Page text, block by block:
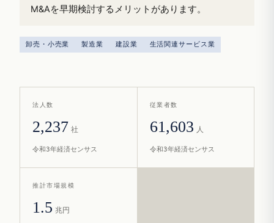
M&Aを早期検討するメリットがあります。
卸売・小売業 製造業 建設業 生活関連サービス業
法人数
2,237 社
令和3年経済センサス
従業者数
61,603 人
令和3年経済センサス
推計市場規模
1.5 兆円